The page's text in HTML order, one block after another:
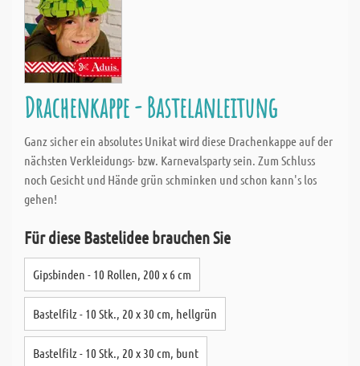
Drachenkappe - Bastelanleitung
Ganz sicher ein absolutes Unikat wird diese Drachenkappe auf der
nächsten Verkleidungs- bzw. Karnevalsparty sein. Zum Schluss
noch Gesicht und Hände grün schminken und schon kann's los
gehen!
Für diese Bastelidee brauchen Sie
Gipsbinden - 10 Rollen, 200 x 6 cm
Bastelfilz - 10 Stk., 20 x 30 cm, hellgrün
Bastelfilz - 10 Stk., 20 x 30 cm, bunt